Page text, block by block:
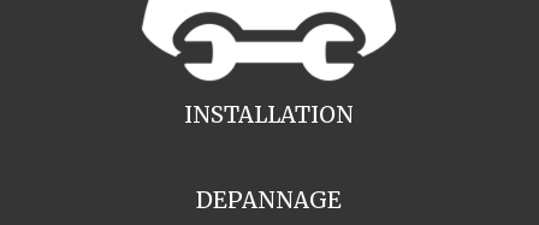
INSTALLATION
DEPANNAGE